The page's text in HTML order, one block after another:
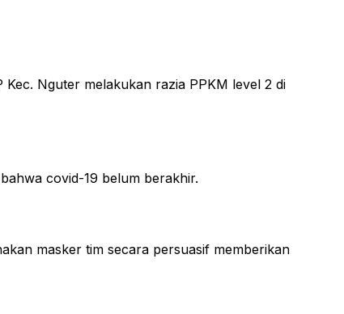
Nguter melakukan razia PPKM level 2 di
covid-19 belum berakhir.
masker tim secara persuasif memberikan